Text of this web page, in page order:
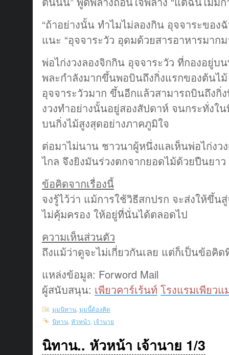
“ถ้าอย่างนั้น ทำไมไม่ลองกิน อุจจาระของ
แนะ “อุจจาระวัว อุดมด้วยสารอาหารมาก
พ่อไก่งวงลองจิกกิน อุจจาระวัว ที่กองอยู่
พละกำลังมากขึ้นพอบินถึงกิ่งแรกของต้นไ
อุจจาระวัวมาก ขึ้นอีกแล้วสามารถบินถึงกิ่
งวงทำอย่างนั้นอยู่สองสัปดาห์ จนกระทั่งใ
บนกิ่งไม้สูงสุดอย่างภาคภูมิใจ
ต่อมาไม่นาน ชาวนาผู้หนึ่งแลเห็นพ่อไก่งว
ไกล จึงยิงมันร่วงตกจากยอดไม้ด้วยปืนยาว
ข้อคิดจากเรื่องนี้
จงรู้ไว้ว่า แม้การใช้วิธีสกปรก จะส่งให้ขึ้น
ไม่คุ้มครอง ให้อยู่ที่นั่นได้ตลอดไป
ความเห็นส่วนตัว
ถึงแม้ว่าดูจะไม่เกี่ยวกันเลย แต่ก็เป็นข้อคิ
แหล่งข้อมูล: Forword Mail
ผู้สนับสนุน: เพียวคาร์เร้นท์ โรงแรมเพียว
มุมนิทาน มุมนี้ต้องคิด
นิทาน หัวหน้า เจ้านาย
นิทาน.. หัวหน้า เจ้านาย 1/3